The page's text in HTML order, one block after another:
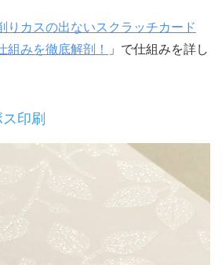
りカスの出ないスクラッチカード
組みを徹底解剖！
」で仕組みを詳し
印刷